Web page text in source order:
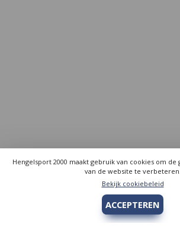
Hengelsport 2000 maakt gebruik van cookies om
van de website te verbeteren.
Bekijk cookiebeleid
ACCEPTEREN